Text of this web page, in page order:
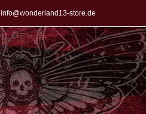
info@wonderland13-store.de